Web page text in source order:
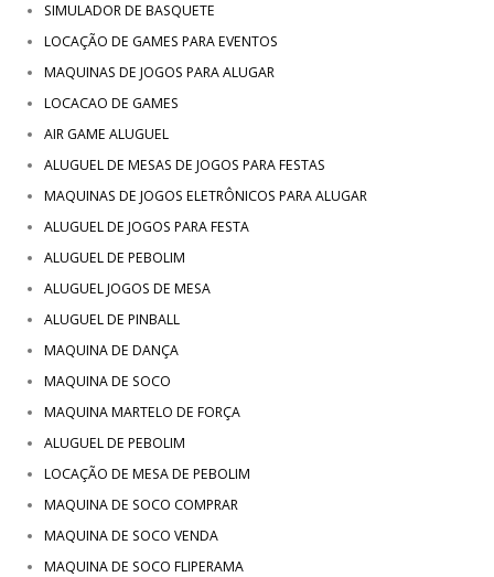
SIMULADOR DE BASQUETE
LOCAÇÃO DE GAMES PARA EVENTOS
MAQUINAS DE JOGOS PARA ALUGAR
LOCACAO DE GAMES
AIR GAME ALUGUEL
ALUGUEL DE MESAS DE JOGOS PARA FESTAS
MAQUINAS DE JOGOS ELETRÔNICOS PARA ALUGAR
ALUGUEL DE JOGOS PARA FESTA
ALUGUEL DE PEBOLIM
ALUGUEL JOGOS DE MESA
ALUGUEL DE PINBALL
MAQUINA DE DANÇA
MAQUINA DE SOCO
MAQUINA MARTELO DE FORÇA
ALUGUEL DE PEBOLIM
LOCAÇÃO DE MESA DE PEBOLIM
MAQUINA DE SOCO COMPRAR
MAQUINA DE SOCO VENDA
MAQUINA DE SOCO FLIPERAMA